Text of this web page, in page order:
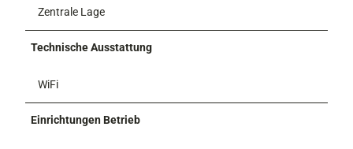
Zentrale Lage
Technische Ausstattung
WiFi
Einrichtungen Betrieb